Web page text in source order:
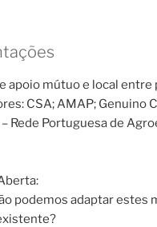
apoio mútuo e local entre
CSA; AMAP; Genuino
Rede Portuguesa de
podemos adaptar estes